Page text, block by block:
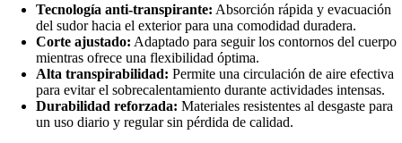
Tecnología anti-transpirante: Absorción rápida y evacuación
del sudor hacia el exterior para una comodidad duradera.
Corte ajustado: Adaptado para seguir los contornos del cuerpo
mientras ofrece una flexibilidad óptima.
Alta transpirabilidad: Permite una circulación de aire efectiva
para evitar el sobrecalentamiento durante actividades intensas.
Durabilidad reforzada: Materiales resistentes al desgaste para
un uso diario y regular sin pérdida de calidad.